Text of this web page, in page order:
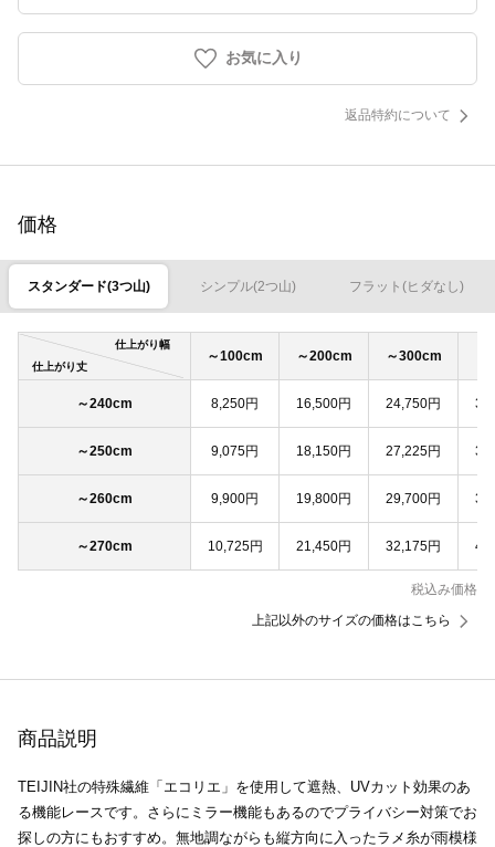
お気に入り
返品特約について
価格
スタンダード(3つ山) シンプル(2つ山) フラット(ヒダなし)
仕上がり幅
仕上がり丈
～100cm ～200cm ～300cm
～240cm 8,250円 16,500円 24,750円
～250cm 9,075円 18,150円 27,225円
～260cm 9,900円 19,800円 29,700円
～270cm 10,725円 21,450円 32,175円
税込み価格
上記以外のサイズの価格はこちら
商品説明
TEIJIN社の特殊繊維「エコリエ」を使用して遮熱、UVカット効果のあ
る機能レースです。さらにミラー機能もあるのでプライバシー対策でお
探しの方にもおすすめ。無地調ながらも縦方向に入ったラメ糸が雨模様